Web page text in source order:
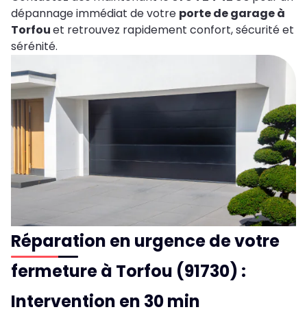
dépannage immédiat de votre porte de garage à
Torfouet retrouvez rapidement confort, sécurité et
sérénité.
Réparation en urgence de votre
fermeture à Torfou (91730) :
Intervention en 30 min